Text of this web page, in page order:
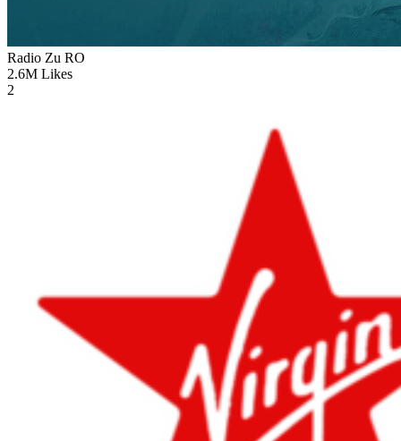
Radio Zu RO
2.6M Likes
2